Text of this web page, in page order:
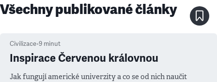
Všechny publikované články
Civilizace•9 minut
Inspirace Červenou královnou
Jak fungují americké univerzity a co se od nich naučit